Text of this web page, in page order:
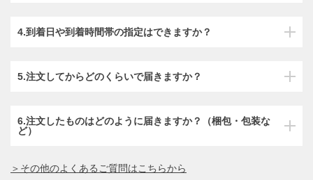
4.到着日や到着時間帯の指定はできますか？
5.注文してからどのくらいで届きますか？
6.注文したものはどのように届きますか？（梱包・包装な
ど）
＞その他のよくあるご質問はこちらから